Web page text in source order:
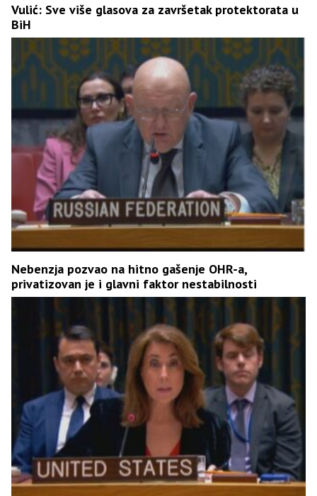
Vulić: Sve više glasova za završetak protektorata u
BiH
Nebenzja pozvao na hitno gašenje OHR-a,
privatizovan je i glavni faktor nestabilnosti